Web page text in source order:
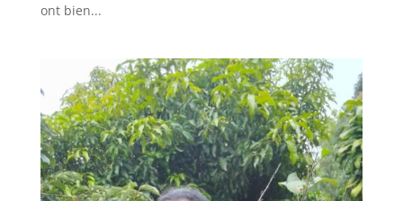
ont bien...